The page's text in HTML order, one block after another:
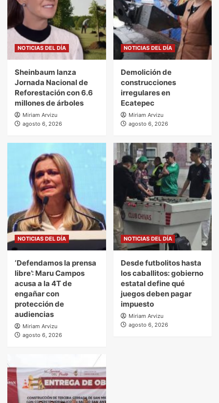
NOTICIAS DEL DÍA
Sheinbaum lanza
Jornada Nacional de
Reforestación con 6.6
millones de árboles
Miriam Arvizu
agosto 6, 2026
NOTICIAS DEL DÍA
Demolición de
construcciones
irregulares en
Ecatepec
Miriam Arvizu
agosto 6, 2026
NOTICIAS DEL DÍA
‘Defendamos la prensa
libre’: Maru Campos
acusa a la 4T de
engañar con
protección de
audiencias
Miriam Arvizu
agosto 6, 2026
NOTICIAS DEL DÍA
Desde futbolitos hasta
los caballitos: gobierno
estatal define qué
juegos deben pagar
impuesto
Miriam Arvizu
agosto 6, 2026